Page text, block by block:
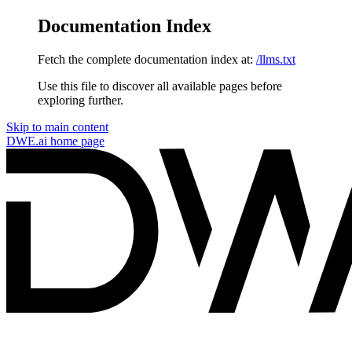
Documentation Index
Fetch the complete documentation index at: /llms.txt
Use this file to discover all available pages before
exploring further.
Skip to main content
DWE.ai home page